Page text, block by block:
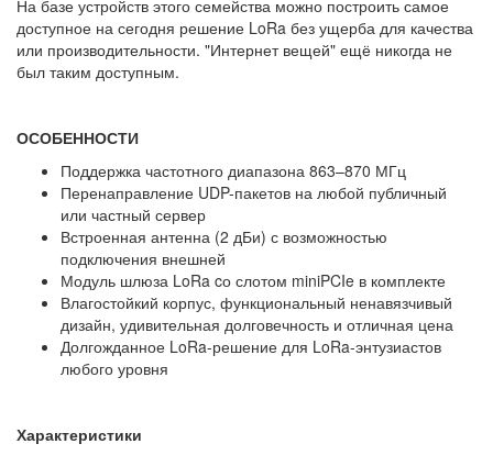
На базе устройств этого семейства можно построить самое
доступное на сегодня решение LoRa без ущерба для качества
или производительности. "Интернет вещей" ещё никогда не
был таким доступным.
ОСОБЕННОСТИ
Поддержка частотного диапазона 863–870 МГц
Перенаправление UDP-пакетов на любой публичный
или частный сервер
Встроенная антенна (2 дБи) с возможностью
подключения внешней
Модуль шлюза LoRa cо слотом miniPCIe в комплекте
Влагостойкий корпус, функциональный ненавязчивый
дизайн, удивительная долговечность и отличная цена
Долгожданное LoRa-решение для LoRa-энтузиастов
любого уровня
Характеристики